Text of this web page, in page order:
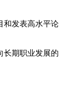
和发表高水平论
长期职业发展的